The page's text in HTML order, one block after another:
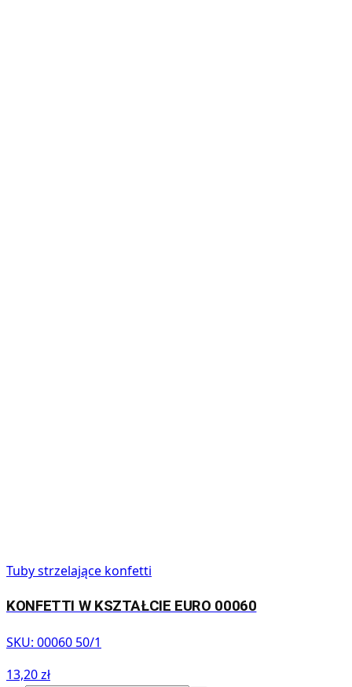
Tuby strzelające konfetti
KONFETTI W KSZTAŁCIE EURO 00060
SKU: 00060 50/1
13,20 zł